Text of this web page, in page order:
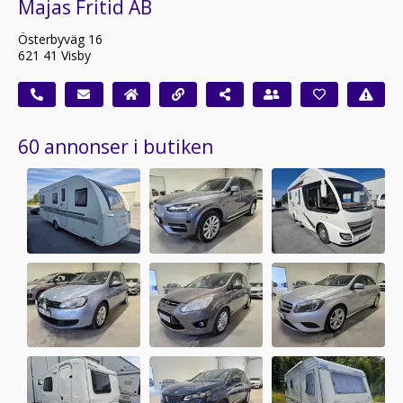
Majas Fritid AB
Österbyväg 16
621 41 Visby
60 annonser i butiken